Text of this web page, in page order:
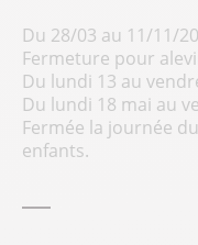
Du 28/03 au 11/11/
Fermeture pour
Du lundi 13 au
Du lundi 18 mai au
Fermée la journée
enfants.